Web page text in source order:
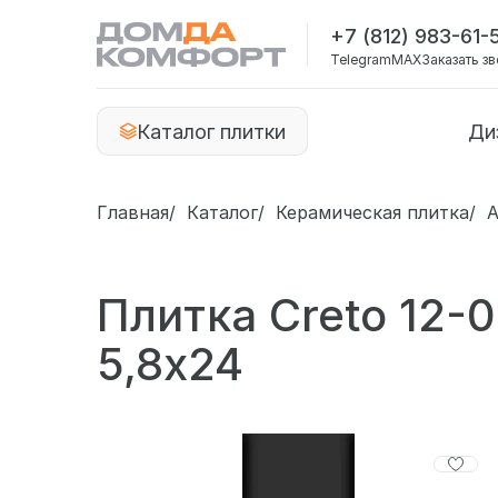
+7 (812) 983-61-
TelegramMAXЗаказать
Каталог плитки
Главная Каталог Керамическая плитка
Плитка Creto 12-
5,8х24